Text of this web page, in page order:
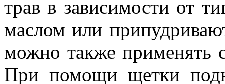
трав в зависимости от
маслом или
можно также применять
При помощи щетки